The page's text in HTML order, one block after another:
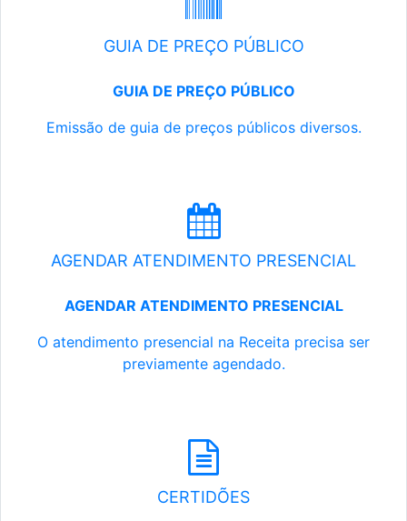
GUIA DE PREÇO PÚBLICO
GUIA DE PREÇO PÚBLICO
Emissão de guia de preços públicos diversos.
AGENDAR ATENDIMENTO PRESENCIAL
AGENDAR ATENDIMENTO PRESENCIAL
O atendimento presencial na Receita precisa ser
previamente agendado.
CERTIDÕES